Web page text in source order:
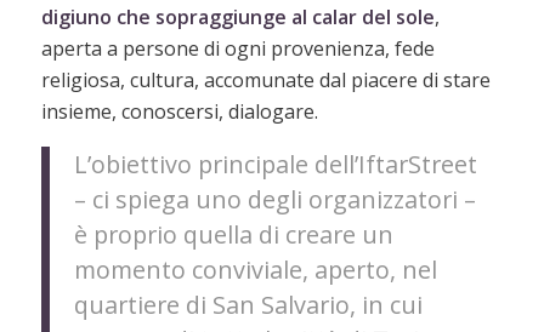
digiuno che sopraggiunge al calar del sole,
aperta a persone di ogni provenienza, fede
religiosa, cultura, accomunate dal piacere di stare
insieme, conoscersi, dialogare.
L’obiettivo principale dell’IftarStreet
– ci spiega uno degli organizzatori –
è proprio quella di creare un
momento conviviale, aperto, nel
quartiere di San Salvario, in cui